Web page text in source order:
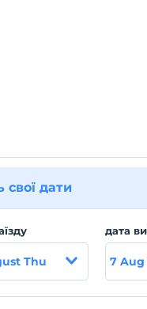
свої дати
Thu
дата
7 Aug